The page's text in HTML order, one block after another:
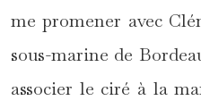
me promener avec
sous-marine de
associer le ciré à la